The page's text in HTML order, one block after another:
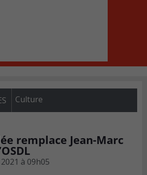
Culture
remplace Jean-Marc
à 09h05